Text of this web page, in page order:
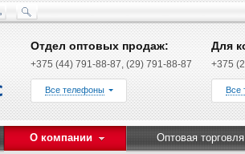
Отдел оптовых продаж:
+375 (44) 791-88-87, (29) 791-88-87
Все телефоны
Для
+375
Все
О компании Оптовая торговля